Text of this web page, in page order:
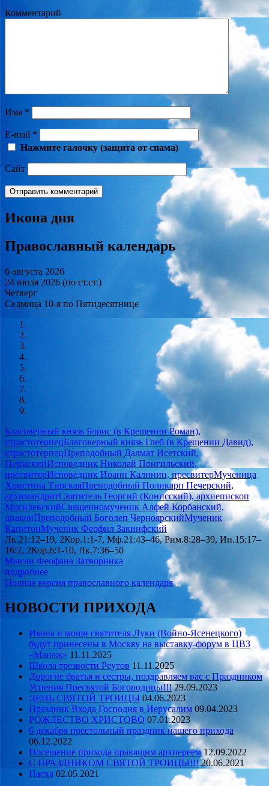
Комментарий
Имя *
E-mail *
Нажмите галочку (защита от спама)
Сайт
Икона дня
Православный календарь
6 августа 2026
24 июля 2026 (по ст.ст.)
Четверг
Седмица 10-я по Пятидесятнице
Благоверный князь Борис (в Крещении Роман),
страстотерпецБлаговерный князь Глеб (в Крещении Давид),
страстотерпецПреподобный Далмат Исетский,
ПермскийИсповедник Николай Понгильский,
пресвитерИсповедник Иоанн Калинин, пресвитерМученица
Христина ТирскаяПреподобный Поликарп Печерский,
архимандритСвятитель Георгий (Конисский), архиепископ
МогилевскийСвященномученик Алфей Корбанский,
диаконПреподобный Боголеп ЧерноярскийМученик
КапитонМученик Феофил Закинфский
Лк.21:12–19, 2Кор.1:1-7, Мф.21:43–46, Рим.8:28–39, Ин.15:17–
16:2, 2Кор.6:1-10, Лк.7:36–50
Мысли Феофана Затворника
подробнее
Полная версия православного календаря
НОВОСТИ ПРИХОДА
Икона и мощи святителя Луки (Войно-Ясенецкого)
будут принесены в Москву на выставку-форум в ЦВЗ
«Манеж» 11.11.2025
Школа трезвости Реутов 11.11.2025
Дорогие братья и сестры, поздравляем вас с Праздником
Успения Пресвятой Богородицы!!! 29.09.2023
ДЕНЬ СВЯТОЙ ТРОИЦЫ 04.06.2023
Праздник Входа Господня в Иерусалим 09.04.2023
РОЖДЕСТВО ХРИСТОВО 07.01.2023
6 декабря престольный праздник нашего прихода
06.12.2022
Посещение прихода правящим архиереем 12.09.2022
С ПРАЗДНИКОМ СВЯТОЙ ТРОИЦЫ!!! 20.06.2021
Пасха 02.05.2021